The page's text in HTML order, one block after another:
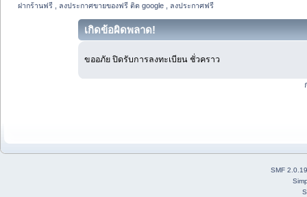
ฝากร้านฟรี , ลงประกาศขายของฟรี ติด google , ลงประกาศฟรี
เกิดข้อผิดพลาด!
ขออภัย ปิดรับการลงทะเบียน ชั่วคราว
SMF 2.0.19